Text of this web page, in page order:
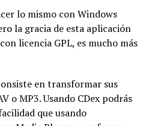
lo mismo con Windows
la gracia de esta aplicación
licencia GPL, es mucho más
en transformar sus
o MP3. Usando CDex podrás
que usando